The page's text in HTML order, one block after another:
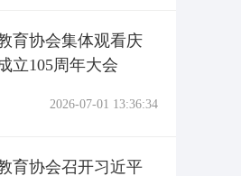
育协会集体观看庆
立105周年大会
2026-07-01 13:36:34
育协会召开习近平